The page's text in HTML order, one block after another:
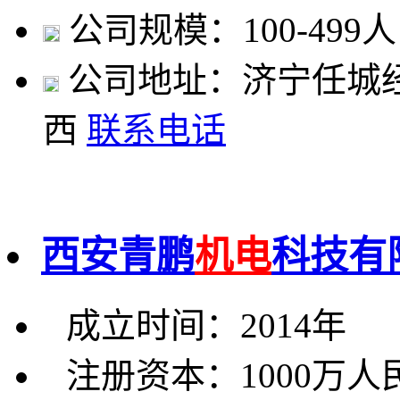
公司规模：100-499人
公司地址：济宁任城
西 联系电话
西安青鹏机电科技有
成立时间：2014年
注册资本：1000万人